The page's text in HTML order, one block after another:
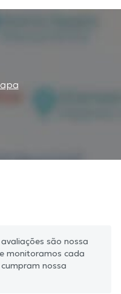
são nossa
monitoramos cada
nossa